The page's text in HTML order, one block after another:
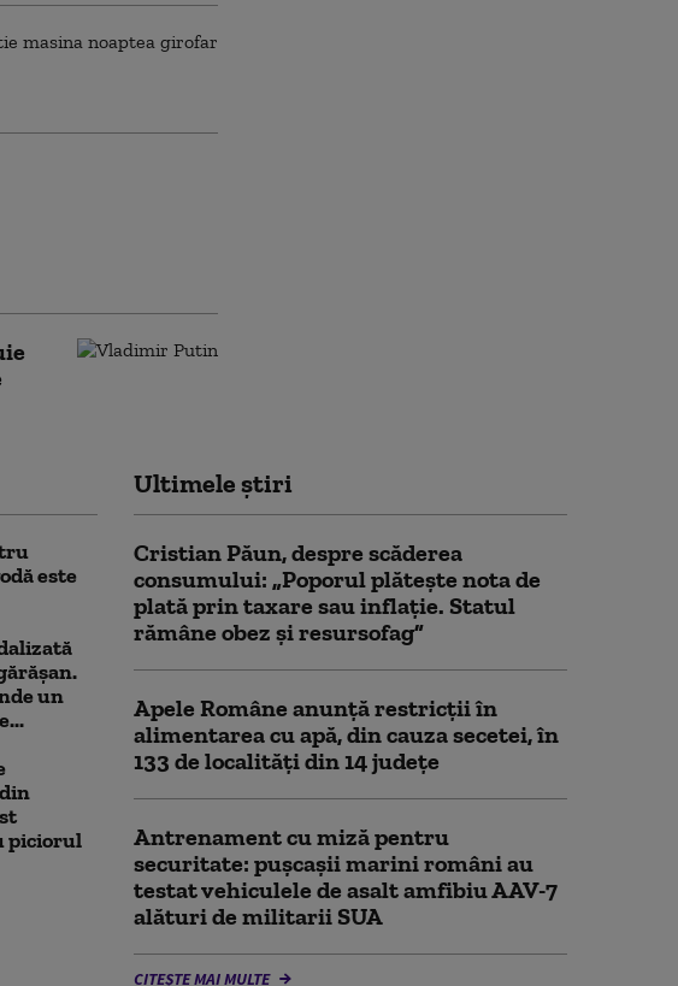
este
un
piciorul
Ultimele știri
Cristian Păun, despre scăderea
consumului: „Poporul plătește nota de
plată prin taxare sau inflație. Statul
rămâne obez și resursofag”
Apele Române anunță restricţii în
alimentarea cu apă, din cauza secetei, în
133 de localităţi din 14 judeţe
Antrenament cu miză pentru
securitate: pușcașii marini români au
testat vehiculele de asalt amfibiu AAV-7
alături de militarii SUA
CITEȘTE MAI MULTE